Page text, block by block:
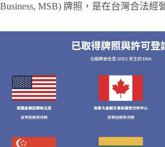
Business, MSB) 牌照，是在台灣合法經